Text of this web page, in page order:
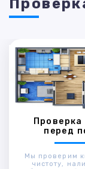
перед
Мы проверим
чистоту,